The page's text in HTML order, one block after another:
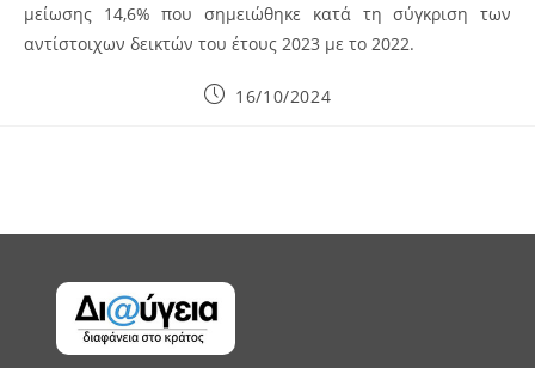
μείωσης 14,6% που σημειώθηκε κατά τη σύγκριση των
αντίστοιχων δεικτών του έτους 2023 με το 2022.
Post16/10/2024